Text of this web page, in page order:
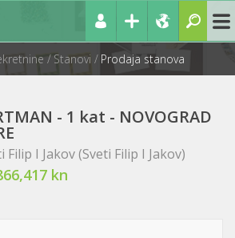
Stanovi Prodaja stanova
- 1 kat - NOVOGRAD
Filip I Jakov (Sveti Filip I Jakov)
kn